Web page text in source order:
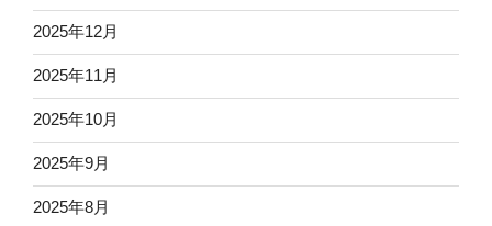
2025年12月
2025年11月
2025年10月
2025年9月
2025年8月